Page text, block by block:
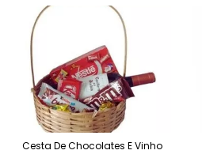
Cesta De Chocolates E Vinho